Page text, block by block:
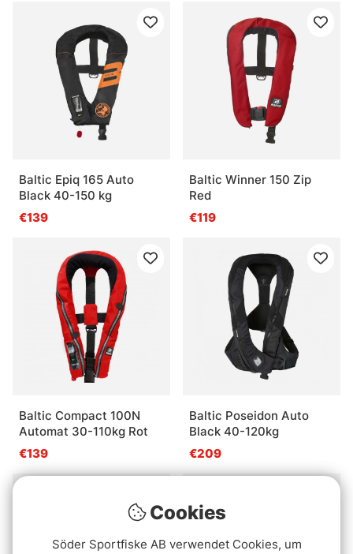
Baltic Epiq 165 Auto
Black 40-150 kg
€139
Baltic Winner 150 Zip
Red
€119
Baltic Compact 100N
Automat 30-110kg Rot
€139
Baltic Poseidon Auto
Black 40-120kg
€209
Cookies
Söder Sportfiske AB verwendet Cookies, um